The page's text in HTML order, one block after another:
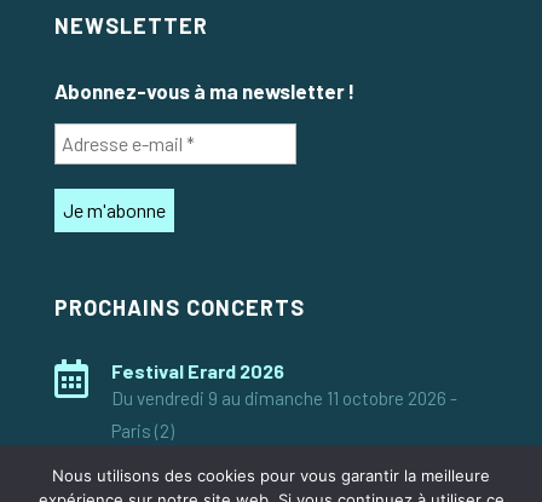
NEWSLETTER
Abonnez-vous à ma newsletter !
PROCHAINS CONCERTS
 Festival Erard 2026
Du vendredi 9 au dimanche 11 octobre 2026 -
Paris (2)
Nous utilisons des cookies pour vous garantir la meilleure